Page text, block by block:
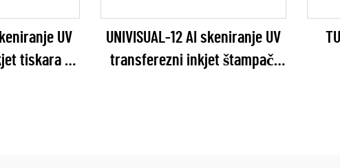
UV
tiskara
UNIVISUAL-12 AI skeniranje UV
transferezni inkjet štampač